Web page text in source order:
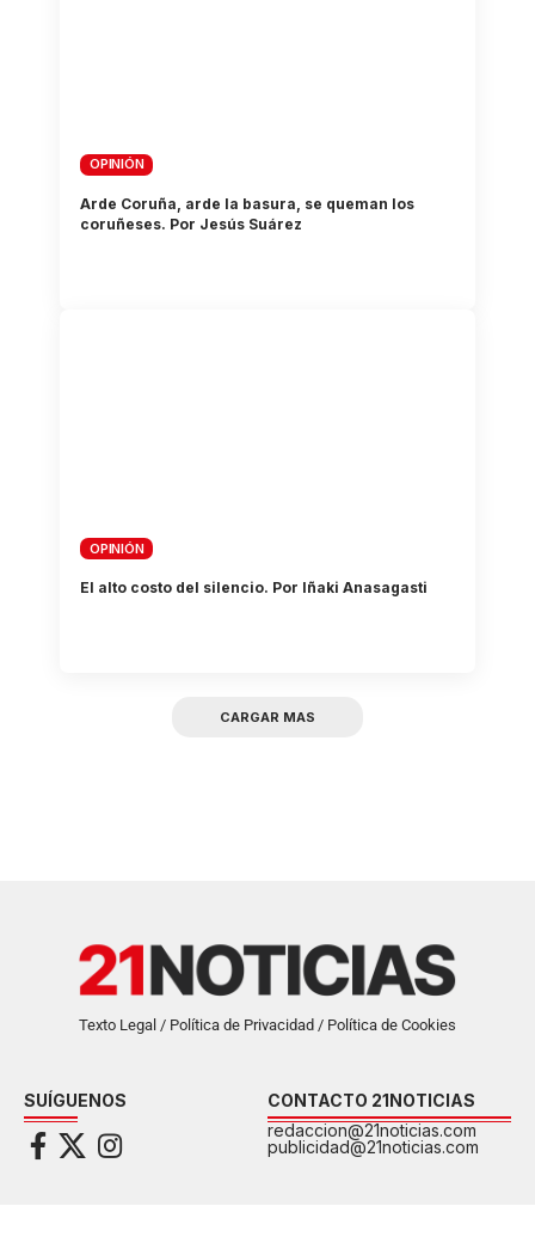
OPINIÓN
Arde Coruña, arde la basura, se queman los
coruñeses. Por Jesús Suárez
OPINIÓN
El alto costo del silencio. Por Iñaki Anasagasti
CARGAR MAS
Texto Legal / Política de Privacidad / Política de Cookies
SUÍGUENOS
CONTACTO 21NOTICIAS
redaccion@21noticias.com
publicidad@21noticias.com